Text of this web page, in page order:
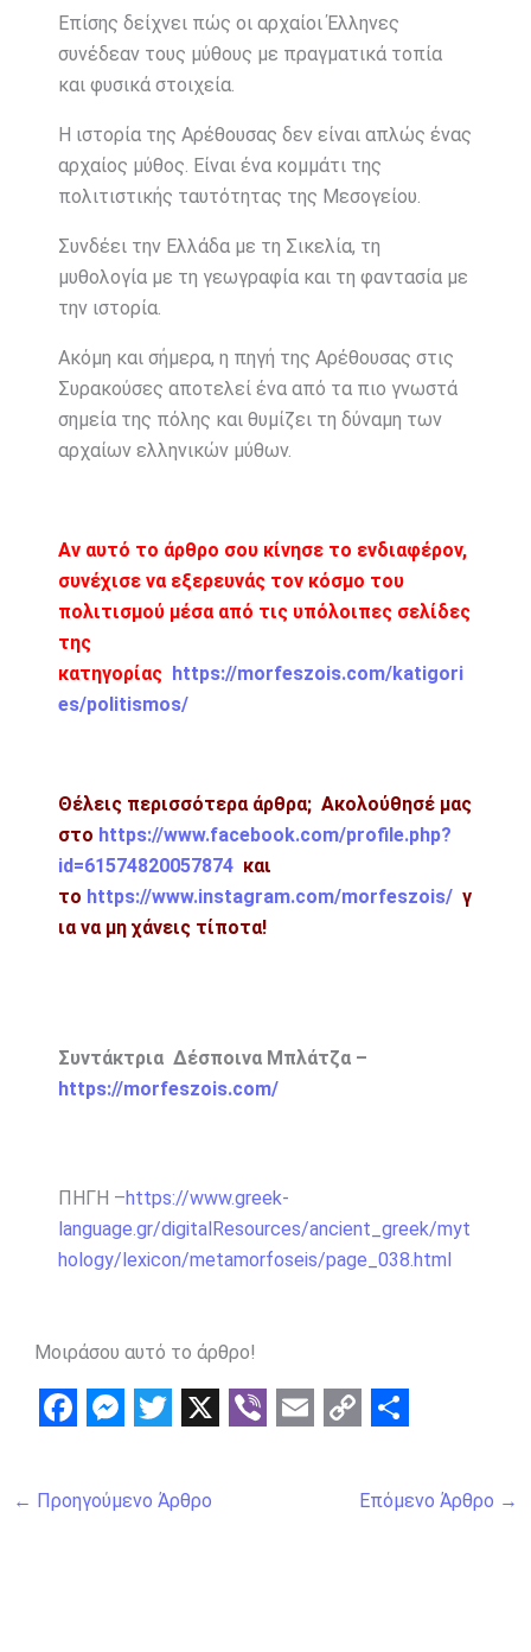
Επίσης δείχνει πώς οι αρχαίοι Έλληνες
συνέδεαν τους μύθους με πραγματικά τοπία
και φυσικά στοιχεία.
Η ιστορία της Αρέθουσας δεν είναι απλώς ένας
αρχαίος μύθος. Είναι ένα κομμάτι της
πολιτιστικής ταυτότητας της Μεσογείου.
Συνδέει την Ελλάδα με τη Σικελία, τη
μυθολογία με τη γεωγραφία και τη φαντασία με
την ιστορία.
Ακόμη και σήμερα, η πηγή της Αρέθουσας στις
Συρακούσες αποτελεί ένα από τα πιο γνωστά
σημεία της πόλης και θυμίζει τη δύναμη των
αρχαίων ελληνικών μύθων.
Αν αυτό το άρθρο σου κίνησε το ενδιαφέρον,
συνέχισε να εξερευνάς τον κόσμο του
πολιτισμού μέσα από τις υπόλοιπες σελίδες
της
κατηγορίας https://morfeszois.com/katigori
es/politismos/
Θέλεις περισσότερα άρθρα; Ακολούθησέ μας
στο https://www.facebook.com/profile.php?
id=61574820057874 και
το https://www.instagram.com/morfeszois/ γ
ια να μη χάνεις τίποτα!
Συντάκτρια Δέσποινα Μπλάτζα –
https://morfeszois.com/
ΠΗΓΗ –https://www.greek-
language.gr/digitalResources/ancient_greek/myt
hology/lexicon/metamorfoseis/page_038.html
Μοιράσου αυτό το άρθρο!
a
c
s
w
i
h
a
← Προηγούμενο Άρθρο Επόμενο Άρθρο →